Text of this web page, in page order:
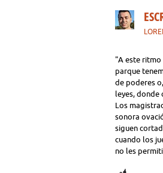
"A este ritmo
parque
de poderes
leyes, donde
Los
sonora
siguen
cuando los
no les